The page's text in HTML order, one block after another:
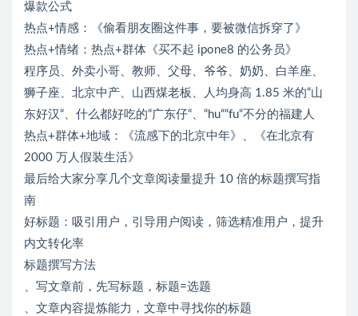
爆款公式
热点+情感：《偷看朋友圈这件事，要被微信拆穿了》
热点+情绪：热点+群体《买不起 ipone8 的公务员》
程序员、外卖小哥、教师、父母、爷爷、奶奶、白羊座、
狮子座、北京中产、山西煤老板、人均身高 1.85 米的“山
东好汉“、什么都好吃的“广东仔“、“hu““fu“不分的福建人
热点+群体+地域：《流感下的北京中年》、《在北京有
2000 万人假装生活》
最后给大家分享几个文章阅读量提升 10 倍的标题撰写指
南
好标题：吸引用户，引导用户阅读，筛选精准用户，提升
内文转化率
标题撰写方法
、写文章前，先写标题，标题=选题
、文章内容提炼能力，文章中寻找你的标题